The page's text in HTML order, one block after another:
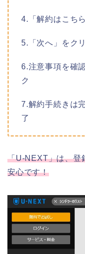
4.「解約はこち
5.「次へ」をク
6.注意事項を確
ク
7.解約手続きは
了
「U-NEXT」は、登
安心です！